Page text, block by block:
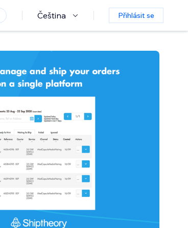
Čeština Přihlásit se